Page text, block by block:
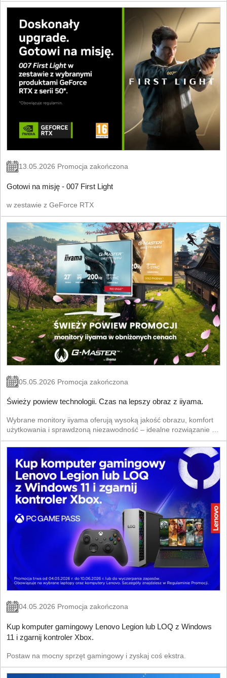
13.05.2026 Promocja zakończona
Gotowi na misję - 007 First Light
w zestawie z GeForce RTX
05.05.2026 Promocja zakończona
Świeży powiew technologii. Czas na lepszy obraz z iiyama.
Wybrane monitory iiyama oferują wysoką jakość obrazu, komfort
użytkowania i sprawdzoną niezawodność – idealne rozwiązanie na
nowy sezon. Postaw na technologię, która robi różnicę od
pierwszego spojrzenia.
04.05.2026 Promocja zakończona
Kup komputer gamingowy Lenovo Legion lub LOQ z Windows
11 i zgarnij kontroler Xbox.
Postaw na mocny sprzęt gamingowy i zyskaj coś ekstra.